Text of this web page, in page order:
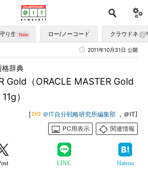
り生かす ロー/ノーコード クラウドネイ
2011年10月31日 公開
Gold（ORACLE MASTER Gold
）
格辞典
[ ＠IT自分戦略研究所編集部 ，＠IT]
PC用表示
関連情報
LINE Hatena